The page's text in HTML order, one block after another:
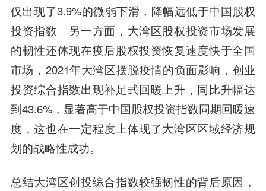
仅出现了3.9%的微弱下滑，降幅远低于中国股权
投资指数。另一方面，大湾区股权投资市场发展
的韧性还体现在疫后股权投资恢复速度快于全国
市场，2021年大湾区摆脱疫情的负面影响，创业
投资综合指数出现补足式回暖上升，同比升幅达
到43.6%，显著高于中国股权投资指数同期回暖速
度，这也在一定程度上体现了大湾区区域经济规
划的战略性成功。
总结大湾区创投综合指数较强韧性的背后原因，